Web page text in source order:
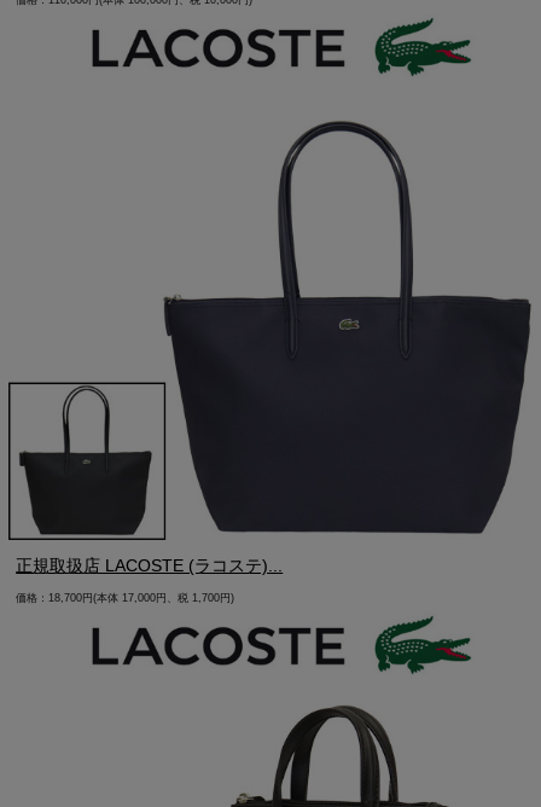
正規取扱店 LACOSTE (ラコステ)...
価格：18,700円(本体 17,000円、税 1,700円)